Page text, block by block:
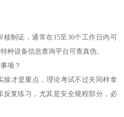
制证，通常在15至30个工作日内可
种设备信息查询平台可查真伪。
项？
操才是重点，理论考试不过关同样拿
反复练习，尤其是安全规程部分，必